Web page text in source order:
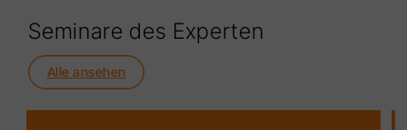
Seminare des Experten
Alle ansehen